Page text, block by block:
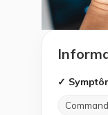
✓